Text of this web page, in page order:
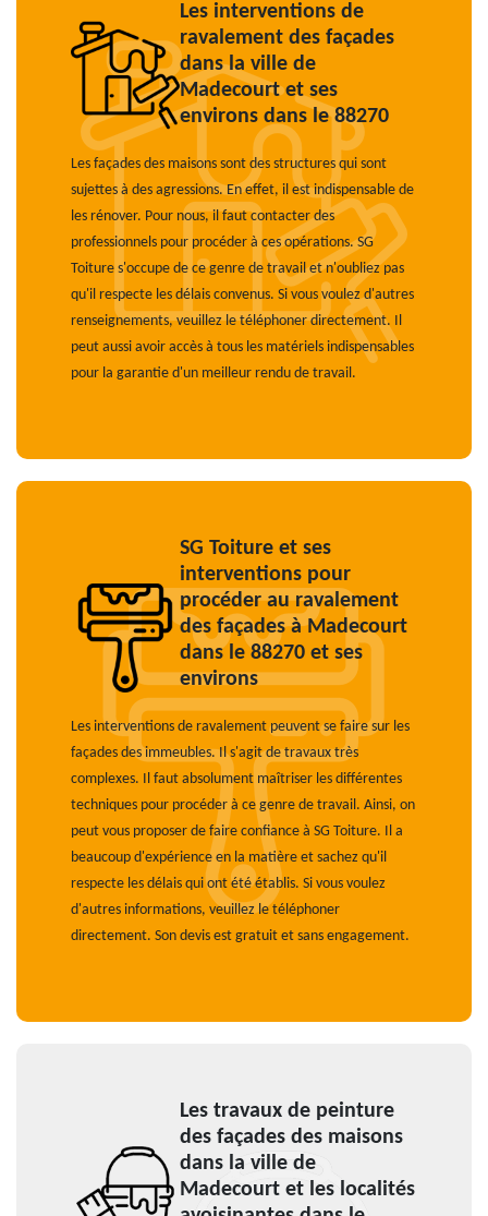
Les interventions de
ravalement des façades
dans la ville de
Madecourt et ses
environs dans le 88270
Les façades des maisons sont des structures qui sont
sujettes à des agressions. En effet, il est indispensable de
les rénover. Pour nous, il faut contacter des
professionnels pour procéder à ces opérations. SG
Toiture s'occupe de ce genre de travail et n'oubliez pas
qu'il respecte les délais convenus. Si vous voulez d'autres
renseignements, veuillez le téléphoner directement. Il
peut aussi avoir accès à tous les matériels indispensables
pour la garantie d'un meilleur rendu de travail.
SG Toiture et ses
interventions pour
procéder au ravalement
des façades à Madecourt
dans le 88270 et ses
environs
Les interventions de ravalement peuvent se faire sur les
façades des immeubles. Il s'agit de travaux très
complexes. Il faut absolument maîtriser les différentes
techniques pour procéder à ce genre de travail. Ainsi, on
peut vous proposer de faire confiance à SG Toiture. Il a
beaucoup d'expérience en la matière et sachez qu'il
respecte les délais qui ont été établis. Si vous voulez
d'autres informations, veuillez le téléphoner
directement. Son devis est gratuit et sans engagement.
Les travaux de peinture
des façades des maisons
dans la ville de
Madecourt et les localités